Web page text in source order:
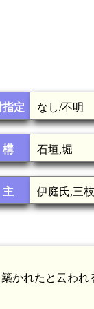
指定 なし/不明
石垣,堀
伊庭氏,三
かれたと云われ